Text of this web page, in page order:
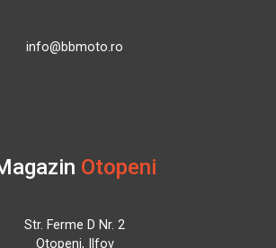
info@bbmoto.ro
Otopeni
Str. Ferme D Nr. 2
Otopeni, Ilfov